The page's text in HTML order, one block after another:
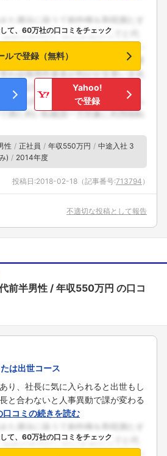
て、60万社の口コミをチェック
ルで登録（無料）
Yahoo!
で登録
性 正社員 年収550万円
中途入社 3
)
2014年度
投稿日:2018-02-18 （記事番号:713794 ）
不適切な投稿として報告
前半男性 年収550万円 の口コ
は出世コース
り、社長に気に入られると出世もし
と合わないと人事異動で課が変わる
口コミの続きを読む
て、60万社の口コミをチェック